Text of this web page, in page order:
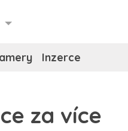
Inzerce
za více